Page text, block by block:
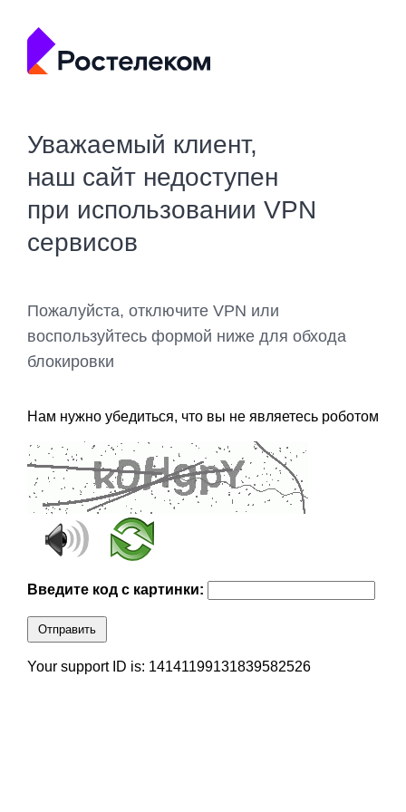
Уважаемый клиент,
наш сайт недоступен
при использовании VPN
сервисов
Пожалуйста, отключите VPN или
воспользуйтесь формой ниже для обхода
блокировки
Нам нужно убедиться, что вы не являетесь роботом
Введите код с картинки:
Отправить
Your support ID is: 14141199131839582526